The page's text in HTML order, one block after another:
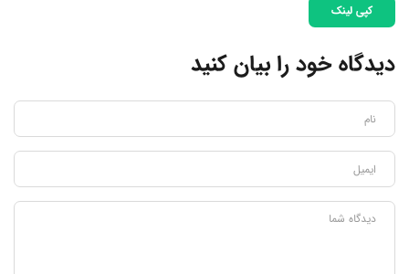
کپی لینک
دیدگاه خود را بیان کنید